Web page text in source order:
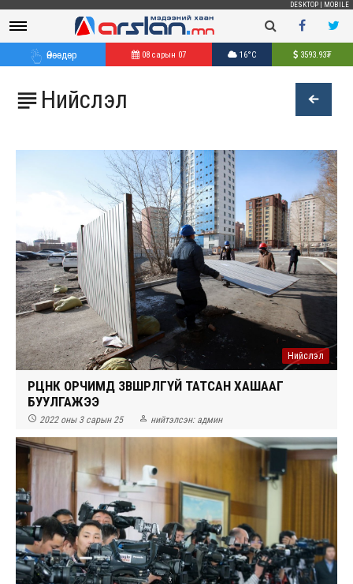
DESKTOP MOBILE
Өнөөдөр 08 сарын 07 16°C 3593.93₮
 Нийслэл
Нийслэл
РЦНК ОРЧИМД ЗӨВШӨӨРӨЛГҮЙ ТАТСАН ХАШААГ
БУУЛГАЖЭЭ
 2022 оны 3 сарын 25  нийтэлсэн: админ